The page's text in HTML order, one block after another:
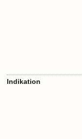
Indikation